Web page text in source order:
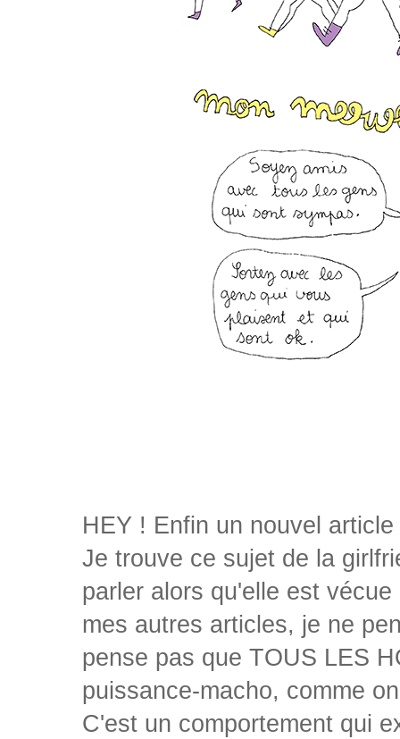
HEY ! Enfin un nouvel
Je trouve ce sujet de la
parler alors qu'elle est
mes autres articles, je ne
pense pas que TOUS LES
puissance-macho, comme
C'est un comportement qui